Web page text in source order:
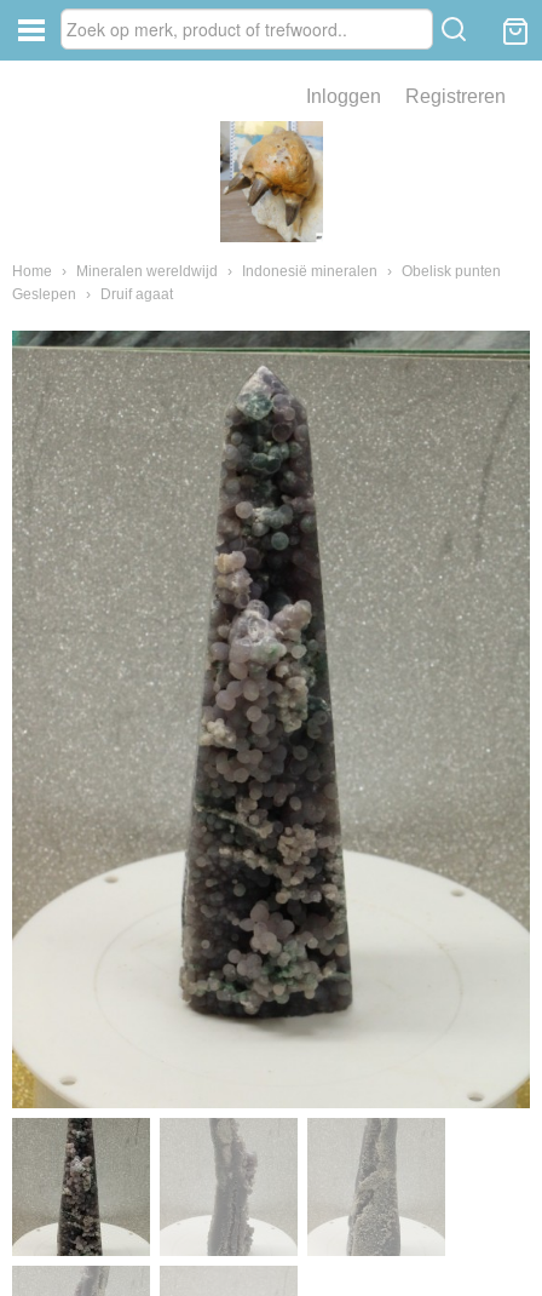
Inloggen Registreren
Home › Mineralen wereldwijd › Indonesië mineralen › Obelisk punten
Geslepen
› Druif agaat
van fossielen en mineralen